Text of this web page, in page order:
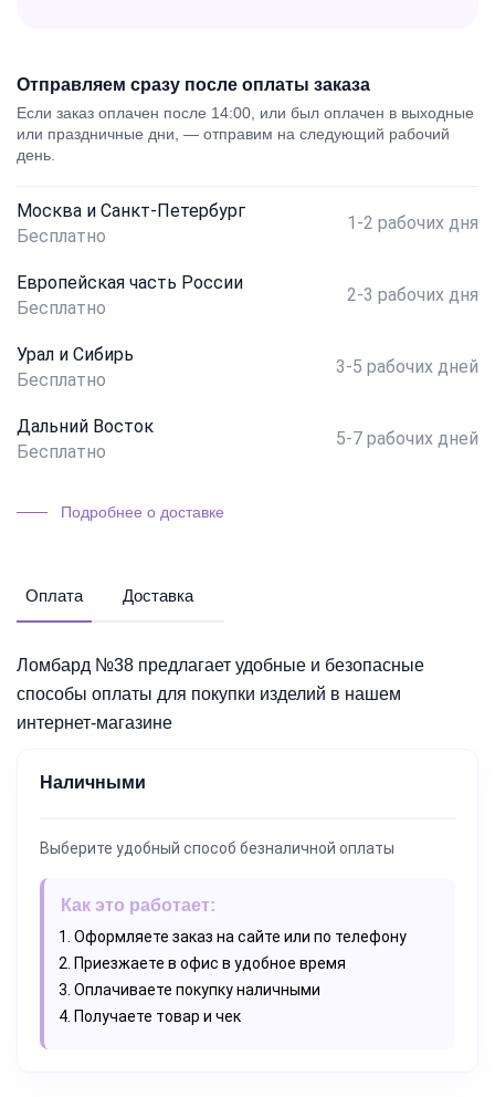
Отправляем сразу после оплаты заказа
Если заказ оплачен после 14:00, или был оплачен в выходные
или праздничные дни, — отправим на следующий рабочий
день.
Москва и Санкт-Петербург
Бесплатно
1-2 рабочих дня
Европейская часть России
Бесплатно
2-3 рабочих дня
Урал и Сибирь
Бесплатно
3-5 рабочих дней
Дальний Восток
Бесплатно
5-7 рабочих дней
Подробнее о доставке
Оплата Доставка
Ломбард №38 предлагает удобные и безопасные
способы оплаты для покупки изделий в нашем
интернет-магазине
Наличными
Выберите удобный способ безналичной оплаты
Как это работает:
Оформляете заказ на сайте или по телефону
Приезжаете в офис в удобное время
Оплачиваете покупку наличными
Получаете товар и чек